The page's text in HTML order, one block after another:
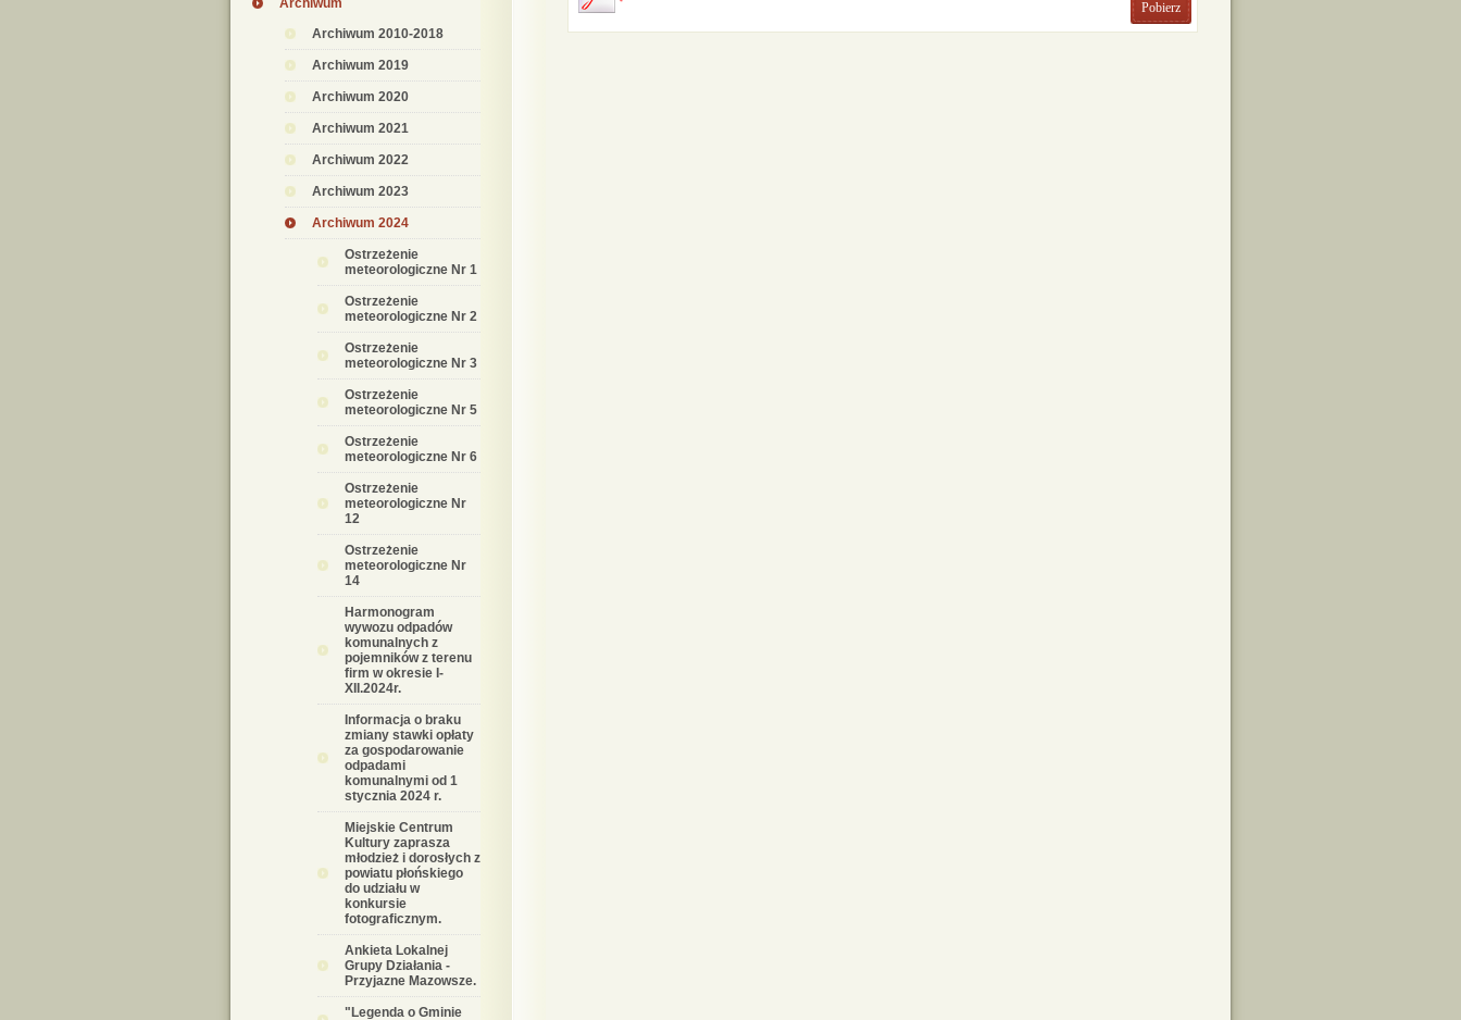
Archiwum
Archiwum 2010-2018
Archiwum 2019
Archiwum 2020
Archiwum 2021
Archiwum 2022
Archiwum 2023
Archiwum 2024
Ostrzeżenie
meteorologiczne Nr 1
Ostrzeżenie
meteorologiczne Nr 2
Ostrzeżenie
meteorologiczne Nr 3
Ostrzeżenie
meteorologiczne Nr 5
Ostrzeżenie
meteorologiczne Nr 6
Ostrzeżenie
meteorologiczne Nr
12
Ostrzeżenie
meteorologiczne Nr
14
Harmonogram
wywozu odpadów
komunalnych z
pojemników z terenu
firm w okresie I-
XII.2024r.
Informacja o braku
zmiany stawki opłaty
za gospodarowanie
odpadami
komunalnymi od 1
stycznia 2024 r.
Miejskie Centrum
Kultury zaprasza
młodzież i dorosłych z
powiatu płońskiego
do udziału w
konkursie
fotograficznym.
Ankieta Lokalnej
Grupy Działania -
Przyjazne Mazowsze.
"Legenda o Gminie
Pobierz